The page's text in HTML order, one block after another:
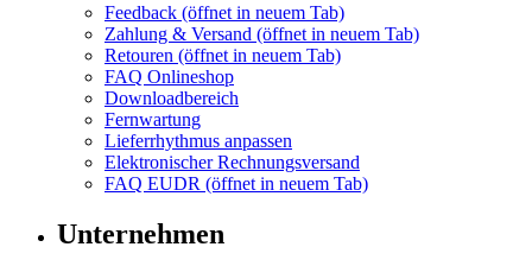
Feedback (öffnet in neuem Tab)
Zahlung & Versand (öffnet in neuem Tab)
Retouren (öffnet in neuem Tab)
FAQ Onlineshop
Downloadbereich
Fernwartung
Lieferrhythmus anpassen
Elektronischer Rechnungsversand
FAQ EUDR (öffnet in neuem Tab)
Unternehmen